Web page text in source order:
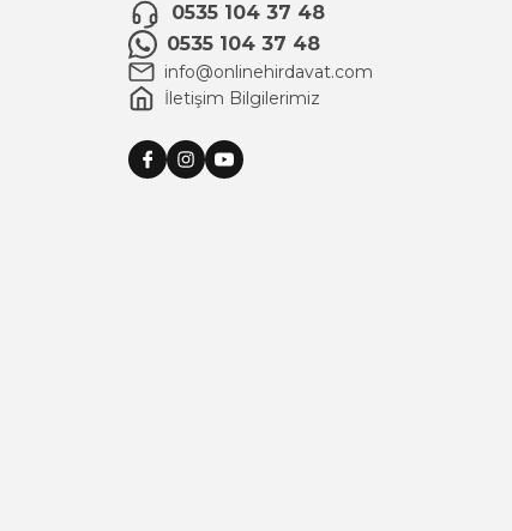
0535 104 37 48
0535 104 37 48
info@onlinehirdavat.com
İletişim Bilgilerimiz